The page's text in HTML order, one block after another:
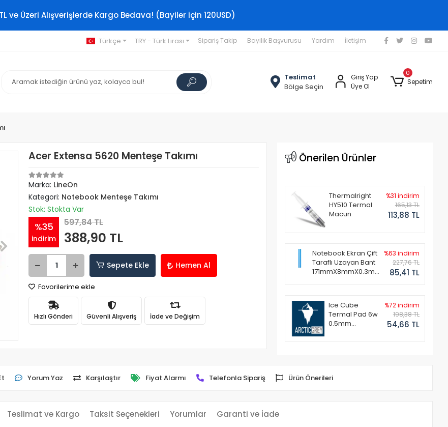
ve Üzeri Alışverişlerde Kargo Bedava! (Bayiler için 120USD)
Türkçe TRY - Türk Lirası Sipariş Takip Bayilik Başvurusu Yardım İletişim
Teslimat
Bölge Seçin
Giriş Yap
Üye Ol
0
Sepetim
Acer Extensa 5620 Menteşe Takımı
Marka: LineOn
Kategori: Notebook Menteşe Takımı
Stok: Stokta Var
%35
indirim
597,84 TL
388,90 TL
Sepete Ekle Hemen Al
Favorilerime ekle
Hızlı Gönderi Güvenli Alışveriş İade ve Değişim
Önerilen Ürünler
Thermalright
HY510 Termal
Macun
%31 indirim
165,13 TL
113,88 TL
Notebook Ekran Çift
Taraflı Uzayan Bant
171mmX8mmX0.3mm
%63 indirim
227,76 TL
85,41 TL
Ice Cube
Termal Pad 6w
0.5mm
%72 indirim
198,38 TL
54,66 TL
Yorum Yaz Karşılaştır Fiyat Alarmı Telefonla Sipariş Ürün Önerileri
Teslimat ve Kargo Taksit Seçenekleri Yorumlar Garanti ve İade